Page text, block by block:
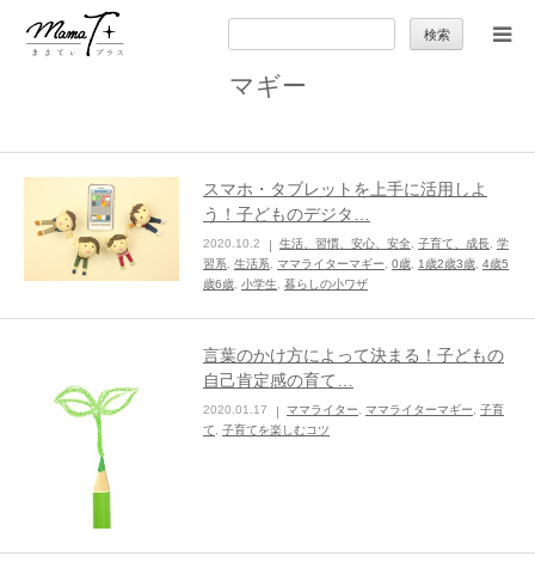
索:
マギー
スマホ・タブレットを上手に活用しよ
う！子どものデジタ…
2020.10.2 生活、習慣、安心、安全 子育て、成長 学
習系
生活系 ママライターマギー 0歳 1歳2歳3歳 4歳5
歳6歳 小学生 暮らしの小ワザ
言葉のかけ方によって決まる！子どもの
自己肯定感の育て…
2020.01.17 ママライター ママライターマギー
子育
て
子育てを楽しむコツ
セカンドキャリア
季節の行事やお出かけ